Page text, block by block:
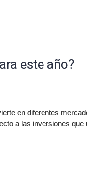
este año?
en diferentes
a las inversiones que